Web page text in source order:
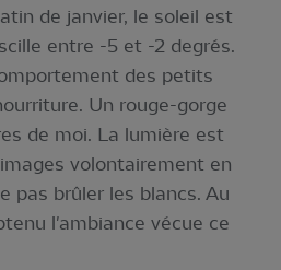
de janvier, le soleil est
entre -5 et -2 degrés.
des petits
Un rouge-gorge
de moi. La lumière est
volontairement en
pas brûler les blancs. Au
l'ambiance vécue ce